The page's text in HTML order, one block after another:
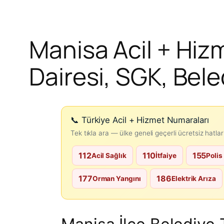
Manisa Acil +
Dairesi, SGK,
📞 Türkiye Acil + Hizmet Numaraları
Tek tıkla ara — ülke geneli geçerli ücretsiz
112Acil Sağlık 110İtfaiye 155Polis
177Orman Yangını 186Elektrik Arıza